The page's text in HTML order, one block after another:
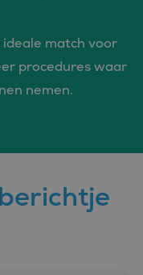
match voor
procedures waar
nemen.